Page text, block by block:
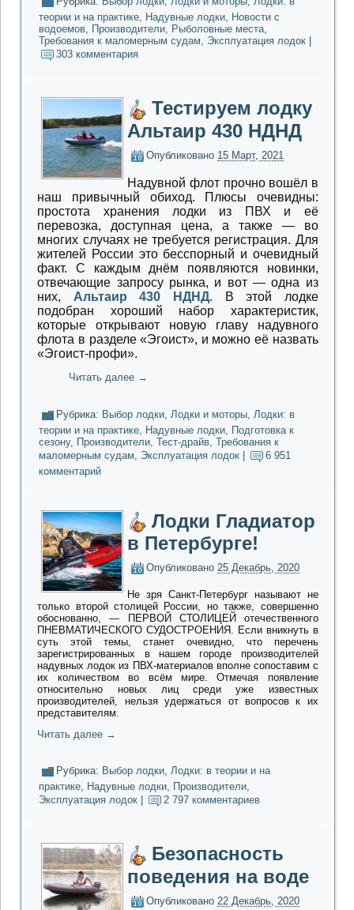
теории и на практике, Надувные лодки, Новости с
водоемов, Производители, Рыболовные места,
Требования к маломерным судам, Эксплуатация лодок
303 комментария
Тестируем лодку
Альтаир 430 НДНД
Опубликовано 15 Март, 2021
Надувной флот прочно вошёл в
наш привычный обиход. Плюсы очевидны:
простота хранения лодки из ПВХ и её
перевозка, доступная цена, а также — во
многих случаях не требуется регистрация. Для
жителей России это бесспорный и очевидный
факт. С каждым днём появляются новинки,
отвечающие запросу рынка, и вот — одна из
них, Альтаир 430 НДНД. В этой лодке
подобран хороший набор характеристик,
которые открывают новую главу надувного
флота в разделе «Эгоист», и можно её назвать
«Эгоист-профи».
Читать далее →
Рубрика: Выбор лодки,Лодки и моторы,Лодки: в
теории и на практике Надувные лодки Подготовка к
сезону, Производители ,Тест-драйв ,Требования к
маломерным судам, Эксплуатация лодок
6 951
комментарий
Лодки Гладиатор
в Петербурге!
Опубликовано 25 Декабрь, 2020
Не зря Санкт-Петербург называют не
только второй столицей России, но также, совершенно
обоснованно, — ПЕРВОЙ СТОЛИЦЕЙ отечественного
ПНЕВМАТИЧЕСКОГО СУДОСТРОЕНИЯ. Если вникнуть в
суть этой темы, станет очевидно, что перечень
зарегистрированных в нашем городе производителей
надувных лодок из ПВХ-материалов вполне сопоставим с
их количеством во всём мире. Отмечая появление
относительно новых лиц среди уже известных
производителей, нельзя удержаться от вопросов к их
представителям.
Читать далее →
Рубрика: Выбор лодки,Лодки: в теории и на
практике, Надувные лодки, Производители,
Эксплуатация лодок
2 797 комментариев
Безопасность
поведения на воде
Опубликовано 22 Декабрь, 2020